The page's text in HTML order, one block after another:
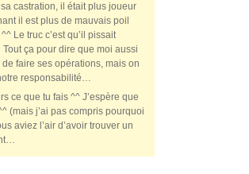
castration, il était plus joueur
il est plus de mauvais poil
Le truc c’est qu’il pissait
ça pour dire que moi aussi
faire ses opérations, mais on
responsabilité…
ce que tu fais ^^ J’espère que
(mais j’ai pas compris pourquoi
aviez l’air d’avoir trouver un